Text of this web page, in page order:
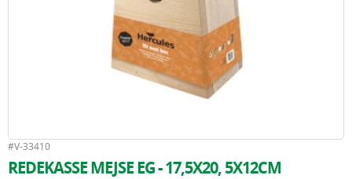
#V-33410
REDEKASSE MEJSE EG - 17,5X20, 5X12CM